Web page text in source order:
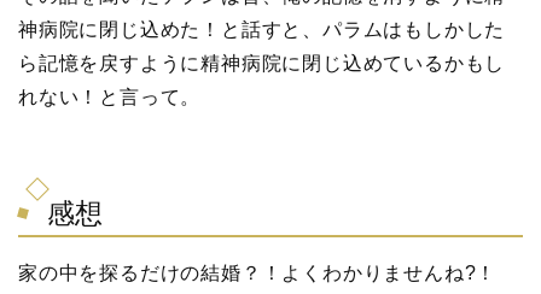
神病院に閉じ込めた！と話すと、パラムはもしかした
ら記憶を戻すように精神病院に閉じ込めているかもし
れない！と言って。
感想
家の中を探るだけの結婚？！よくわかりませんね?！